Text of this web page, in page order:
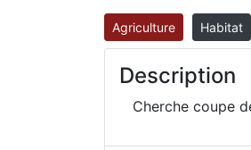
Agriculture Habitat
Description
Cherche coupe